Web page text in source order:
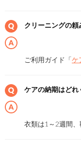
クリーニングの
ご利用ガイド「ケ
ケアの納期はどれ
衣類は1～2週間、